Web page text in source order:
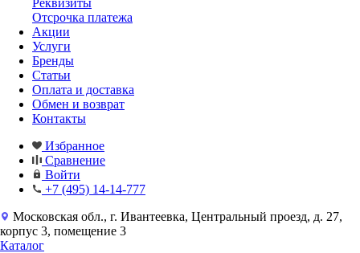
Реквизиты
Отсрочка платежа
Акции
Услуги
Бренды
Статьи
Оплата и доставка
Обмен и возврат
Контакты
Избранное
Сравнение
Войти
+7 (495) 14-14-777
Московская обл., г. Ивантеевка, Центральный проезд, д. 27,
корпус 3, помещение 3
Каталог